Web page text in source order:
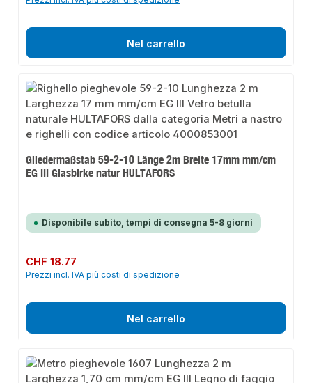
Nel carrello
Gliedermaßstab 59-2-10 Länge 2m Breite 17mm mm/cm
EG III Glasbirke natur HULTAFORS
Disponibile subito, tempi di consegna 5-8 giorni
Prezzo normale:
CHF 18.77
Prezzi incl. IVA più costi di spedizione
Nel carrello